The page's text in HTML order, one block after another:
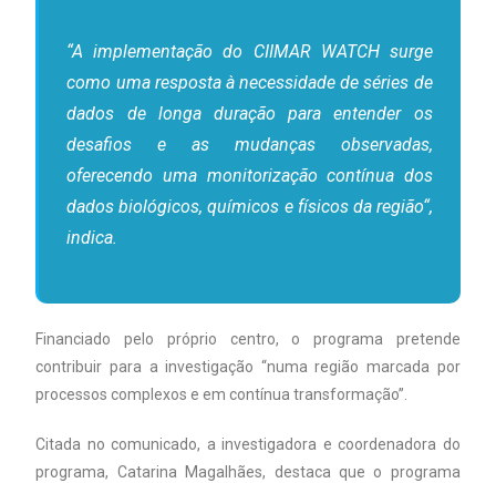
“A implementação do CIIMAR WATCH surge
como uma resposta à necessidade de séries de
dados de longa duração para entender os
desafios e as mudanças observadas,
oferecendo uma monitorização contínua dos
dados biológicos, químicos e físicos da região“,
indica.
Financiado pelo próprio centro, o programa pretende
contribuir para a investigação “numa região marcada por
processos complexos e em contínua transformação”.
Citada no comunicado, a investigadora e coordenadora do
programa, Catarina Magalhães, destaca que o programa